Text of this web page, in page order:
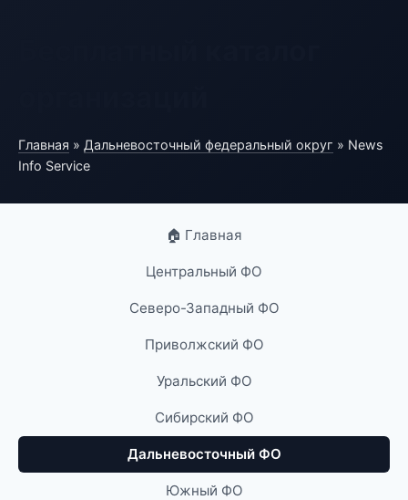
Главная » Дальневосточный федеральный округ » News
Info Service
🏠 Главная
Центральный ФО
Северо-Западный ФО
Приволжский ФО
Уральский ФО
Сибирский ФО
Дальневосточный ФО
Южный ФО